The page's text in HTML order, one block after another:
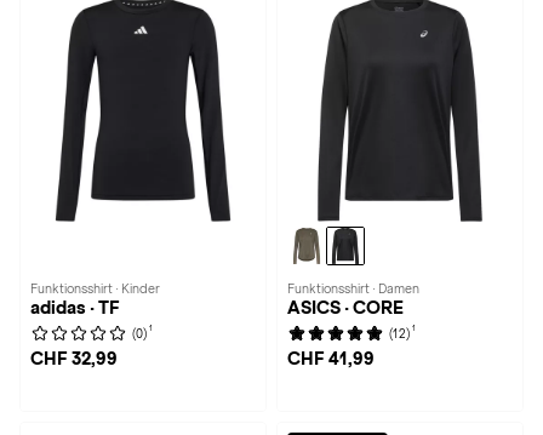
Funktionsshirt · Kinder
adidas · TF
(0) 1
CHF 32,99
Funktionsshirt · Damen
ASICS · CORE
(12) 1
CHF 41,99